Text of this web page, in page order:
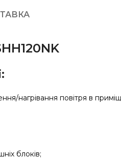
нагрівання повітря в
блоків;